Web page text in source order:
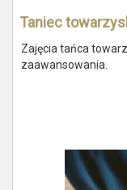
Taniec
Zajęcia tańca
zaawansowania.